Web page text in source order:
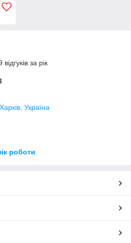
за рік
Україна
роботи